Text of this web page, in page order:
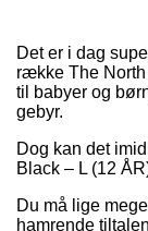
Det er i dag
række The North
til babyer og
gebyr.
Dog kan det
Black – L (12
Du må lige
hamrende